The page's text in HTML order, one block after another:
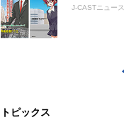
J-CASTニュース
トピックス